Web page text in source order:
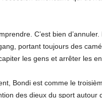
C’est bien
portant toujours des
les gens et arrêter les
Bondi est comme le
des dieux du sport autour